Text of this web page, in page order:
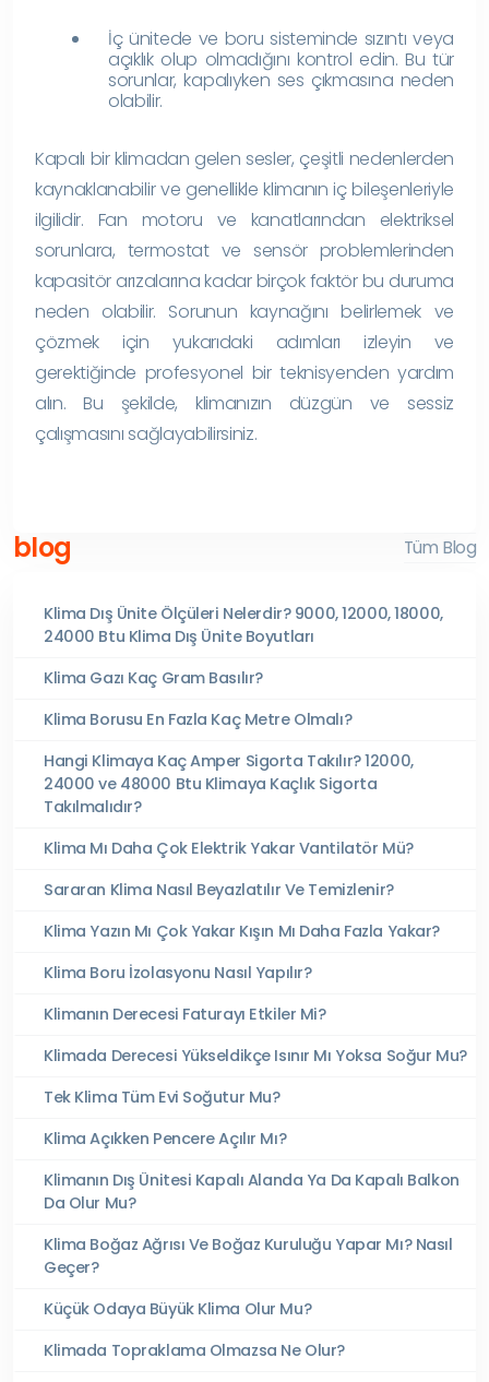
İç ünitede ve boru sisteminde sızıntı veya
açıklık olup olmadığını kontrol edin. Bu tür
sorunlar, kapalıyken ses çıkmasına neden
olabilir.
Kapalı bir klimadan gelen sesler, çeşitli nedenlerden
kaynaklanabilir ve genellikle klimanın iç bileşenleriyle
ilgilidir. Fan motoru ve kanatlarından elektriksel
sorunlara, termostat ve sensör problemlerinden
kapasitör arızalarına kadar birçok faktör bu duruma
neden olabilir. Sorunun kaynağını belirlemek ve
çözmek için yukarıdaki adımları izleyin ve
gerektiğinde profesyonel bir teknisyenden yardım
alın. Bu şekilde, klimanızın düzgün ve sessiz
çalışmasını sağlayabilirsiniz.
blog Tüm Blog
Klima Dış Ünite Ölçüleri Nelerdir? 9000, 12000, 18000,
24000 Btu Klima Dış Ünite Boyutları
Klima Gazı Kaç Gram Basılır?
Klima Borusu En Fazla Kaç Metre Olmalı?
Hangi Klimaya Kaç Amper Sigorta Takılır? 12000,
24000 ve 48000 Btu Klimaya Kaçlık Sigorta
Takılmalıdır?
Klima Mı Daha Çok Elektrik Yakar Vantilatör Mü?
Sararan Klima Nasıl Beyazlatılır Ve Temizlenir?
Klima Yazın Mı Çok Yakar Kışın Mı Daha Fazla Yakar?
Klima Boru İzolasyonu Nasıl Yapılır?
Klimanın Derecesi Faturayı Etkiler Mi?
Klimada Derecesi Yükseldikçe Isınır Mı Yoksa Soğur Mu?
Tek Klima Tüm Evi Soğutur Mu?
Klima Açıkken Pencere Açılır Mı?
Klimanın Dış Ünitesi Kapalı Alanda Ya Da Kapalı Balkon
Da Olur Mu?
Klima Boğaz Ağrısı Ve Boğaz Kuruluğu Yapar Mı? Nasıl
Geçer?
Küçük Odaya Büyük Klima Olur Mu?
Klimada Topraklama Olmazsa Ne Olur?